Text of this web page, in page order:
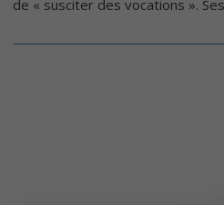
de « susciter des vocations ».